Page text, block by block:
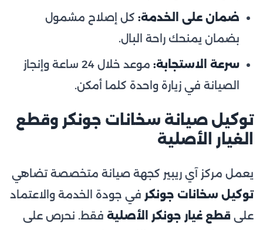
ضمان على الخدمة: كل إصلاح مشمول
بضمان يمنحك راحة البال.
سرعة الاستجابة:
موعد خلال 24 ساعة وإنجاز
الصيانة في زيارة واحدة كلما أمكن.
توكيل صيانة سخانات جونكر وقطع
الغيار الأصلية
يعمل مركز آي ريبير كجهة صيانة متخصصة تضاهي
توكيل سخانات جونكر في جودة الخدمة والاعتماد
على قطع غيار جونكر الأصلية فقط. نحرص على